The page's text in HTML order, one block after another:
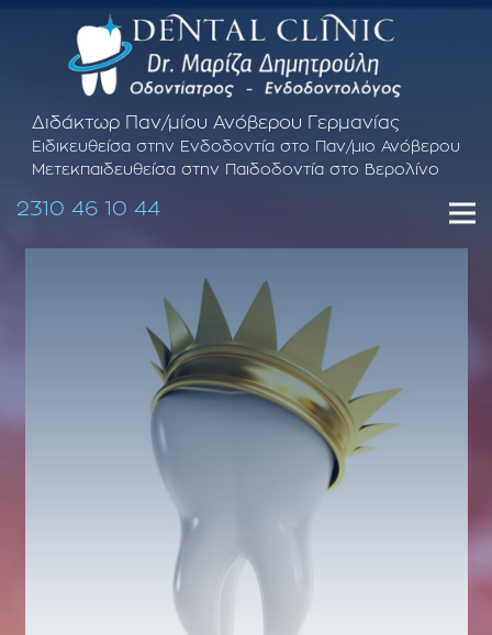
Διδάκτωρ Παν/μίου Ανόβερου Γερμανίας
Ειδικευθείσα στην Ενδοδοντία στο Παν/μιο Ανόβερου
Μετεκπαιδευθείσα στην Παιδοδοντία στο Βερολίνο
2310 46 10 44